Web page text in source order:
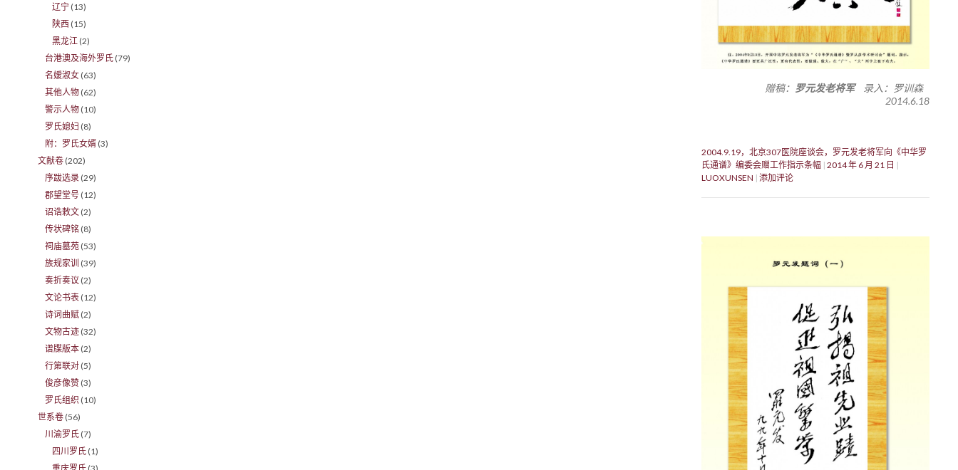
赠稿： 罗元发老将军录入：罗训森
2014.6.18
2004.9.19，北京307医院座谈会，罗元发老将军向《中华罗
氏通谱》编委会赠工作指示条幅 2014 年 6 月 21 日
LUOXUNSEN 添加评论
辽宁 (13)
陕西 (15)
黑龙江 (2)
台港澳及海外罗氏 (79)
名嫒淑女 (63)
其他人物 (62)
警示人物 (10)
罗氏媳妇 (8)
附：罗氏女婿 (3)
文献卷 (202)
序跋选录 (29)
郡望堂号 (12)
诏诰敕文 (2)
传状碑铭 (8)
祠庙墓苑 (53)
族规家训 (39)
奏折奏议 (2)
文论书表 (12)
诗词曲赋 (2)
文物古迹 (32)
谱牒版本 (2)
行第联对 (5)
俊彦像赞 (3)
罗氏组织 (10)
世系卷 (56)
川渝罗氏 (7)
四川罗氏 (1)